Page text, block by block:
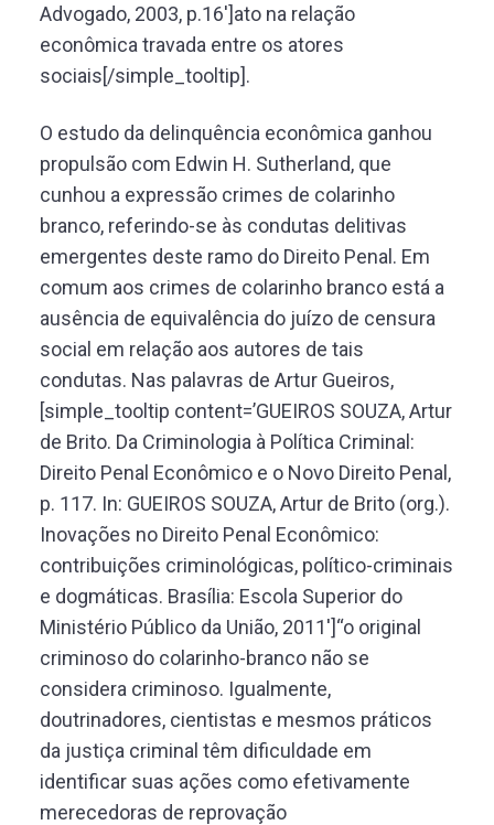
Advogado, 2003, p.16′]ato na relação
econômica travada entre os atores
sociais[/simple_tooltip].
O estudo da delinquência econômica ganhou
propulsão com Edwin H. Sutherland, que
cunhou a expressão crimes de colarinho
branco, referindo-se às condutas delitivas
emergentes deste ramo do Direito Penal. Em
comum aos crimes de colarinho branco está a
ausência de equivalência do juízo de censura
social em relação aos autores de tais
condutas. Nas palavras de Artur Gueiros,
[simple_tooltip content=’GUEIROS SOUZA, Artur
de Brito. Da Criminologia à Política Criminal:
Direito Penal Econômico e o Novo Direito Penal,
p. 117. In: GUEIROS SOUZA, Artur de Brito (org.).
Inovações no Direito Penal Econômico:
contribuições criminológicas, político-criminais
e dogmáticas. Brasília: Escola Superior do
Ministério Público da União, 2011′]“o original
criminoso do colarinho-branco não se
considera criminoso. Igualmente,
doutrinadores, cientistas e mesmos práticos
da justiça criminal têm dificuldade em
identificar suas ações como efetivamente
merecedoras de reprovação